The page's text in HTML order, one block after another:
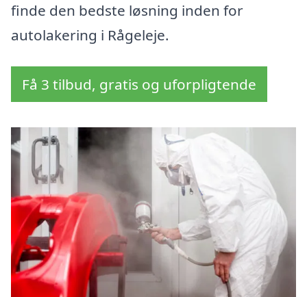
finde den bedste løsning inden for
autolakering i Rågeleje.
Få 3 tilbud, gratis og uforpligtende